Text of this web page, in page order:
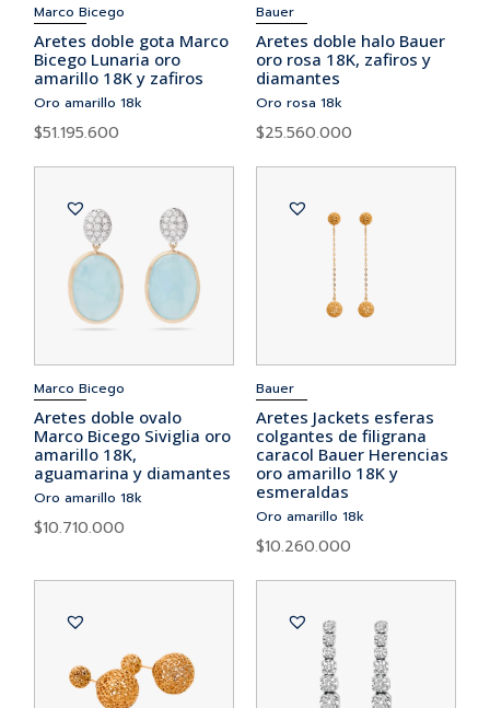
Marco Bicego
Aretes doble gota Marco
Bicego Lunaria oro
amarillo 18K y zafiros
Oro amarillo 18k
$51.195.600
Bauer
Aretes doble halo Bauer
oro rosa 18K, zafiros y
diamantes
Oro rosa 18k
$25.560.000
Marco Bicego
Aretes doble ovalo
Marco Bicego Siviglia oro
amarillo 18K,
aguamarina y diamantes
Oro amarillo 18k
$10.710.000
Bauer
Aretes Jackets esferas
colgantes de filigrana
caracol Bauer Herencias
oro amarillo 18K y
esmeraldas
Oro amarillo 18k
$10.260.000